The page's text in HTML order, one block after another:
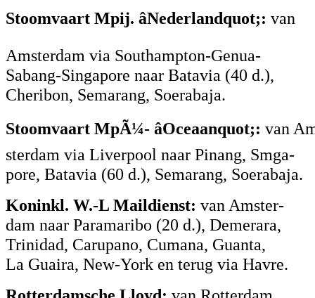
Stoomvaart Mpij. âNederlandquot;: van
Amsterdam via Southampton-Genua-
Sabang-Singapore naar Batavia (40 d.),
Cheribon, Semarang, Soerabaja.
Stoomvaart MpÃ¼- âOceaanquot;: van
sterdam via Liverpool naar Pinang, Smga-
pore, Batavia (60 d.), Semarang, Soerabaja.
Koninkl. W.-L Maildienst: van Amster-
dam naar Paramaribo (20 d.), Demerara,
Trinidad, Carupano, Cumana, Guanta,
La Guaira, New-York en terug via Havre.